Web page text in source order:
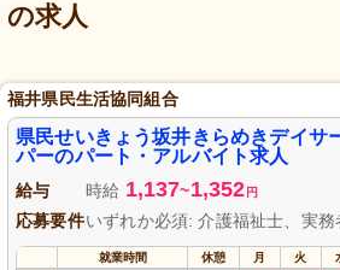
の求人
福井県民生活協同組合
県民せいきょう坂井きらめきデイサ
パーのパート・アルバイト求人
給与 時給 1,137~1,352 円
応募要件いずれか必須: 介護福祉士、実
就業時間 休憩 月 火